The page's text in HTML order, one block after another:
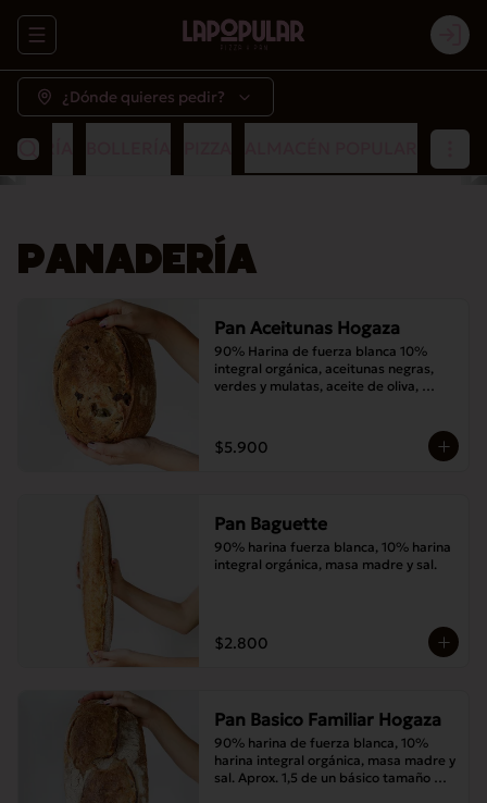
Abrir menu de navegación
¿Dónde quieres pedir?
PANADERÍA
Pan Aceitunas Hogaza
90% Harina de fuerza blanca 10%
integral orgánica, aceitunas negras,
verdes y mulatas, aceite de oliva,
$5.900
Pan Baguette
90% harina fuerza blanca, 10% harina
integral orgánica, masa madre y sal.
$2.800
Pan Basico Familiar Hogaza
90% harina de fuerza blanca, 10%
harina integral orgánica, masa madre y
sal. Aprox. 1,5 de un básico tamaño